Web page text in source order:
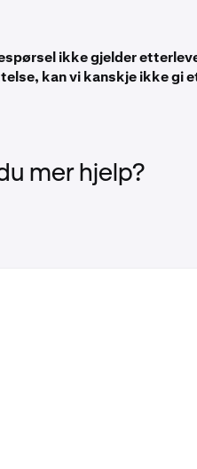
ikke gjelder
kan vi kanskje ikke gi
mer hjelp?